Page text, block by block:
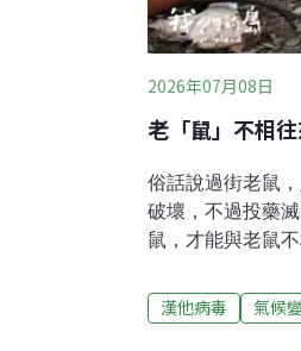
2026年07月08日
老「鼠」不相
俗話說過街老鼠
破壞，不過投藥
鼠，才能與老鼠
動，主因是今（
土漢他病毒感染
漢他病毒 氣候